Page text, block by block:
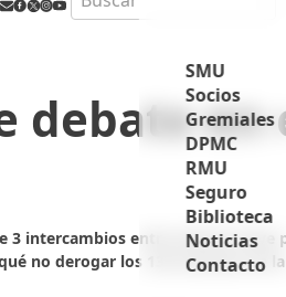
SMU
Socios
Gremiales
DPMC
RMU
Seguro
Biblioteca
Noticias
Contacto
debate en
3 intercambios entre actores clave
no derogar los 135 artículos de